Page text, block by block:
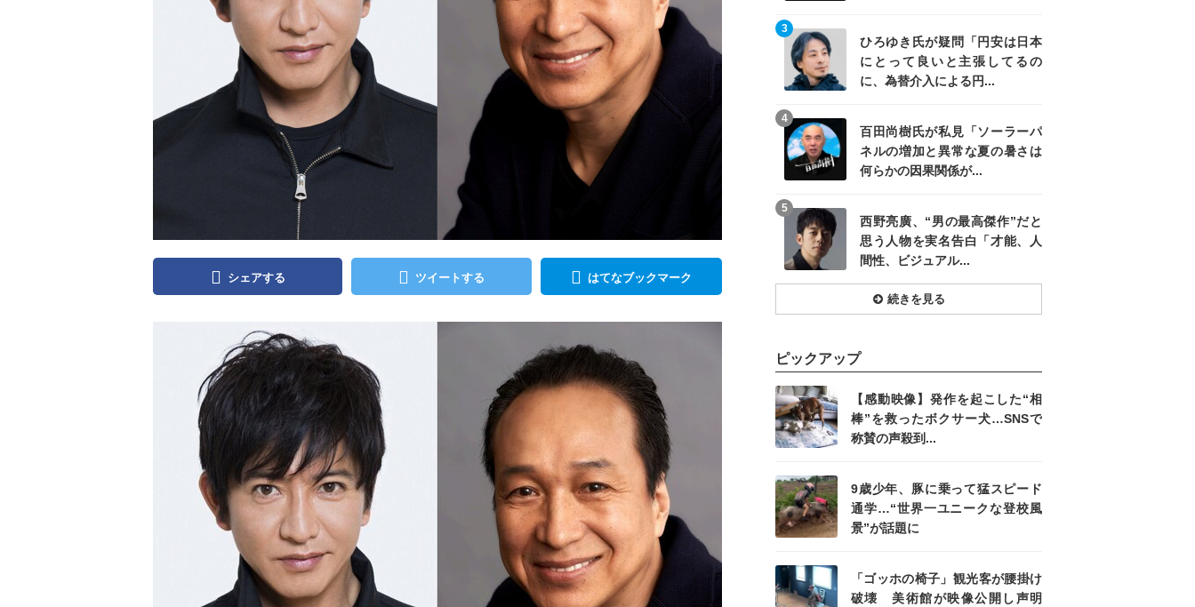
シェアする ツイートする はてなブックマーク
ひろゆき氏が疑問「円安は日本
にとって良いと主張してるの
に、為替介入による円...
3
百田尚樹氏が私見「ソーラーパ
ネルの増加と異常な夏の暑さは
何らかの因果関係が...
4
西野亮廣、“男の最高傑作”だと
思う人物を実名告白「才能、人
間性、ビジュアル...
5
続きを見る
ピックアップ
【感動映像】発作を起こした“相
棒”を救ったボクサー犬…SNSで
称賛の声殺到...
9歳少年、豚に乗って猛スピード
通学…“世界一ユニークな登校風
景”が話題に
「ゴッホの椅子」観光客が腰掛け
破壊 美術館が映像公開し声明
記事を読む